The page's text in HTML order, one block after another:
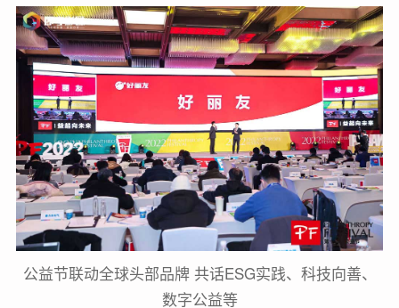
公益节联动全球头部品牌 共话ESG实践、科技向善、
数字公益等